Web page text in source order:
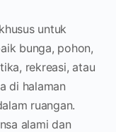
untuk
bunga, pohon,
rekreasi, atau
di halaman
ruangan.
alami dan